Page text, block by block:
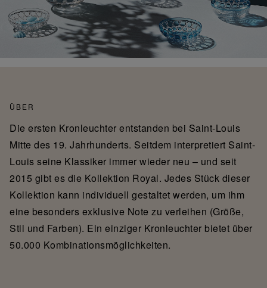
ÜBER
Die ersten Kronleuchter entstanden bei Saint-Louis
Mitte des 19. Jahrhunderts. Seitdem interpretiert Saint-
Louis seine Klassiker immer wieder neu – und seit
2015 gibt es die Kollektion Royal. Jedes Stück dieser
Kollektion kann individuell gestaltet werden, um ihm
eine besonders exklusive Note zu verleihen (Größe,
Stil und Farben). Ein einziger Kronleuchter bietet über
50.000 Kombinationsmöglichkeiten.